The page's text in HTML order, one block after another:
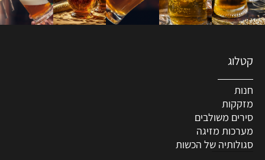
קטלוג
חנות
מזקקות
סירים משולבים
מערכות מזיגה
סגולותיה של הכשות